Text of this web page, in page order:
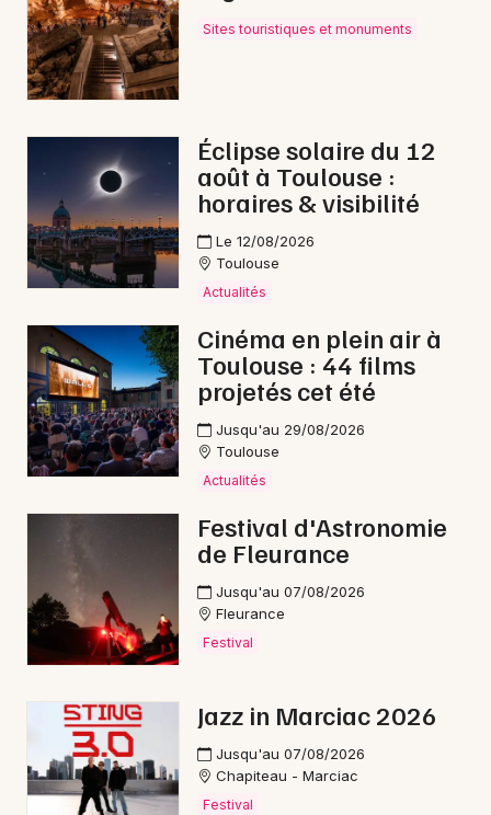
Soirées
Sorties famille
Sorties & loisirs
Bourse vêtements dans le Gers
Bourse vêtements en Midi-Pyrénées
Bourse vêtements en Occitanie
Newsletter des sorties
Artistes en tournée
Actus à Auch
Magazine à Auch
Toulouse
Toutes les villes
Sites touristiques et monuments
Éclipse solaire du 12
août à Toulouse :
horaires & visibilité
Le 12/08/2026
Toulouse
Actualités
Cinéma en plein air à
Toulouse : 44 films
projetés cet été
Jusqu'au 29/08/2026
Toulouse
Actualités
Festival d'Astronomie
de Fleurance
Jusqu'au 07/08/2026
Fleurance
Festival
Jazz in Marciac 2026
Jusqu'au 07/08/2026
Chapiteau - Marciac
Festival